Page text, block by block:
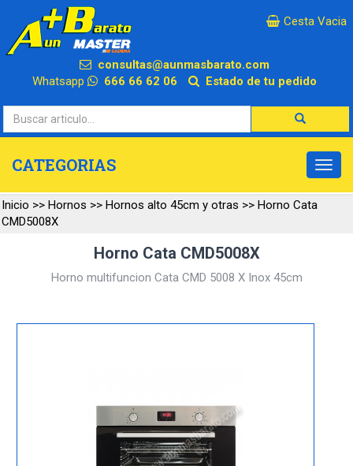
×
Cesta Vacia
consultas@aunmasbarato.com
Whatsapp
666 66 62 06 Estado de tu pedido
CATEGORIAS
Inicio >> Hornos >> Hornos alto 45cm y otras >> Horno Cata
CMD5008X
Horno Cata CMD5008X
Horno multifuncion Cata CMD 5008 X Inox 45cm